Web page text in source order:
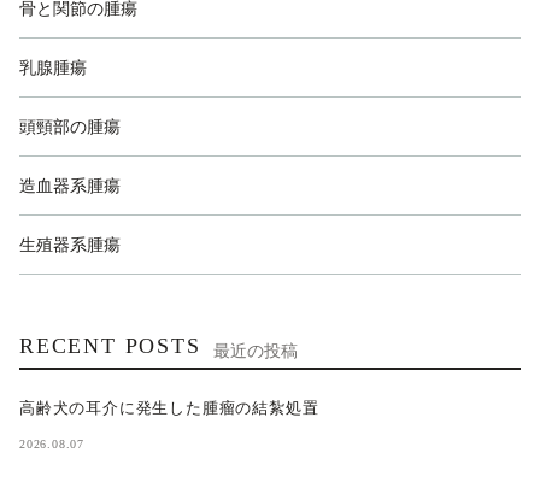
骨と関節の腫瘍
乳腺腫瘍
頭頸部の腫瘍
造血器系腫瘍
生殖器系腫瘍
RECENT POSTS 最近の投稿
高齢犬の耳介に発生した腫瘤の結紮処置
2026.08.07